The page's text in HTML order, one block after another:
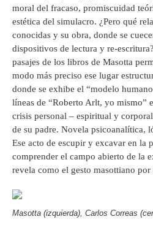
moral del fracaso, promiscuidad
estética del simulacro. ¿Pero qué
conocidas y su obra, donde se
dispositivos de lectura y re-
pasajes de los libros de Masotta
modo más preciso ese lugar
donde se exhibe el “modelo
líneas de “Roberto Arlt, yo mismo”
crisis personal – espiritual y
de su padre. Novela psicoanalítica,
Ese acto de escupir y excavar en la
comprender el campo abierto de la
revela como el gesto masottiano por
Masotta (izquierda), Carlos Correas